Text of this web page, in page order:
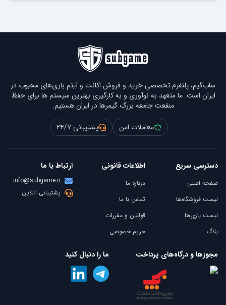
ساب‌گیم، پلتفرم تخصصی خرید و فروش اکانت و آیتم بازی‌های محبوب در
ایران است. ما متعهد به نوآوری و به کارگیری بهترین سیستم ها برای حفظ
منفعت جامعه بزرگ گیمرها در ایران هستیم.
معاملات امن
پشتیبانی ۲۴/۷
دسترسی سریع
صفحه اصلی
لیست فروشگاه‌ها
لیست بازی‌ها
بلاگ
اطلاعات قانونی
درباره ما
تماس با ما
قوانین و مقررات
حریم خصوصی
ارتباط با ما
info@subgame.ir
پشتیبانی آنلاین
مجوزها و درگاه‌های پرداخت ما را دنبال کنید